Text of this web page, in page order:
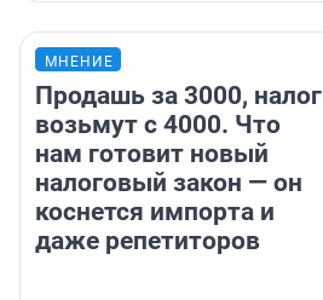
МНЕНИЕ
Продашь за 3000, налог
возьмут с 4000. Что
нам готовит новый
налоговый закон — он
коснется импорта и
даже репетиторов